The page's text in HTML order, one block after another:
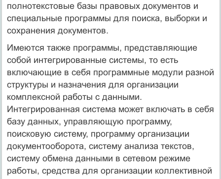
полнотекстовые базы правовых документов и
специальные программы для поиска, выборки и
сохранения документов.
Имеются также программы, представляющие
собой интегрированные системы, то есть
включающие в себя программные модули разной
структуры и назначения для организации
комплексной работы с данными.
Интегрированная система может включать в себя
базу данных, управляющую программу,
поисковую систему, программу организации
документооборота, систему анализа текстов,
систему обмена данными в сетевом режиме
работы, средства для организации коллективной